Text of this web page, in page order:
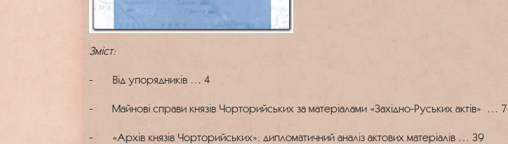
Зміст:
- Від упорядників … 4
- Майнові справи князів Чорторийських за матеріалами «Західно-Руських актів» … 7
- «Архів князів Чорторийських»: дипломатичний аналіз актових матеріалів … 39